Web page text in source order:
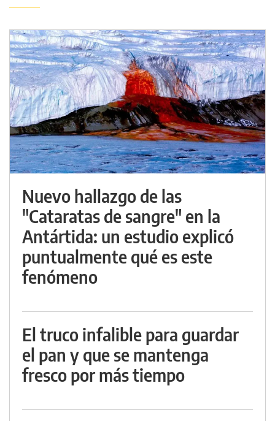
Nuevo hallazgo de las
"Cataratas de sangre" en la
Antártida: un estudio explicó
puntualmente qué es este
fenómeno
El truco infalible para guardar
el pan y que se mantenga
fresco por más tiempo